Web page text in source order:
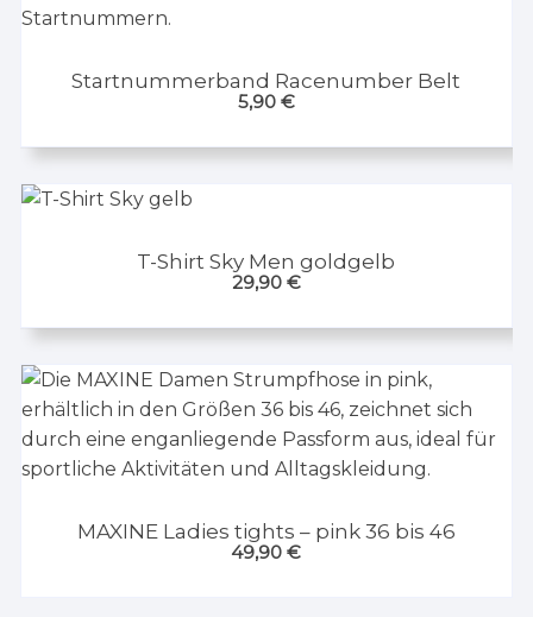
Startnummerband Racenumber Belt
5,90 €
T-Shirt Sky Men goldgelb
29,90 €
MAXINE Ladies tights – pink 36 bis 46
49,90€